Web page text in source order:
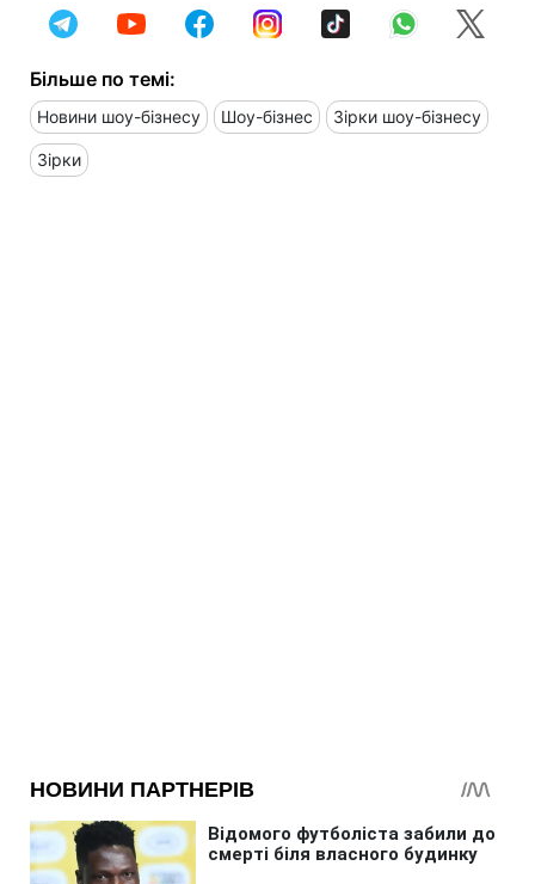
Більше по темі:
Новини шоу-бізнесу Шоу-бізнес Зірки шоу-бізнесу
Зірки